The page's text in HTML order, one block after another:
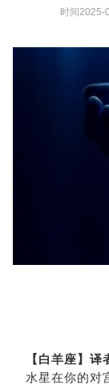
时间2025-
【白羊座】译
水星在你的对